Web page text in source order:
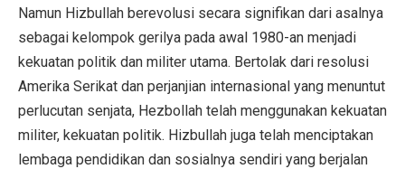
Namun Hizbullah berevolusi secara signifikan dari asalnya
sebagai kelompok gerilya pada awal 1980-an menjadi
kekuatan politik dan militer utama. Bertolak dari resolusi
Amerika Serikat dan perjanjian internasional yang menuntut
perlucutan senjata, Hezbollah telah menggunakan kekuatan
militer, kekuatan politik. Hizbullah juga telah menciptakan
lembaga pendidikan dan sosialnya sendiri yang berjalan